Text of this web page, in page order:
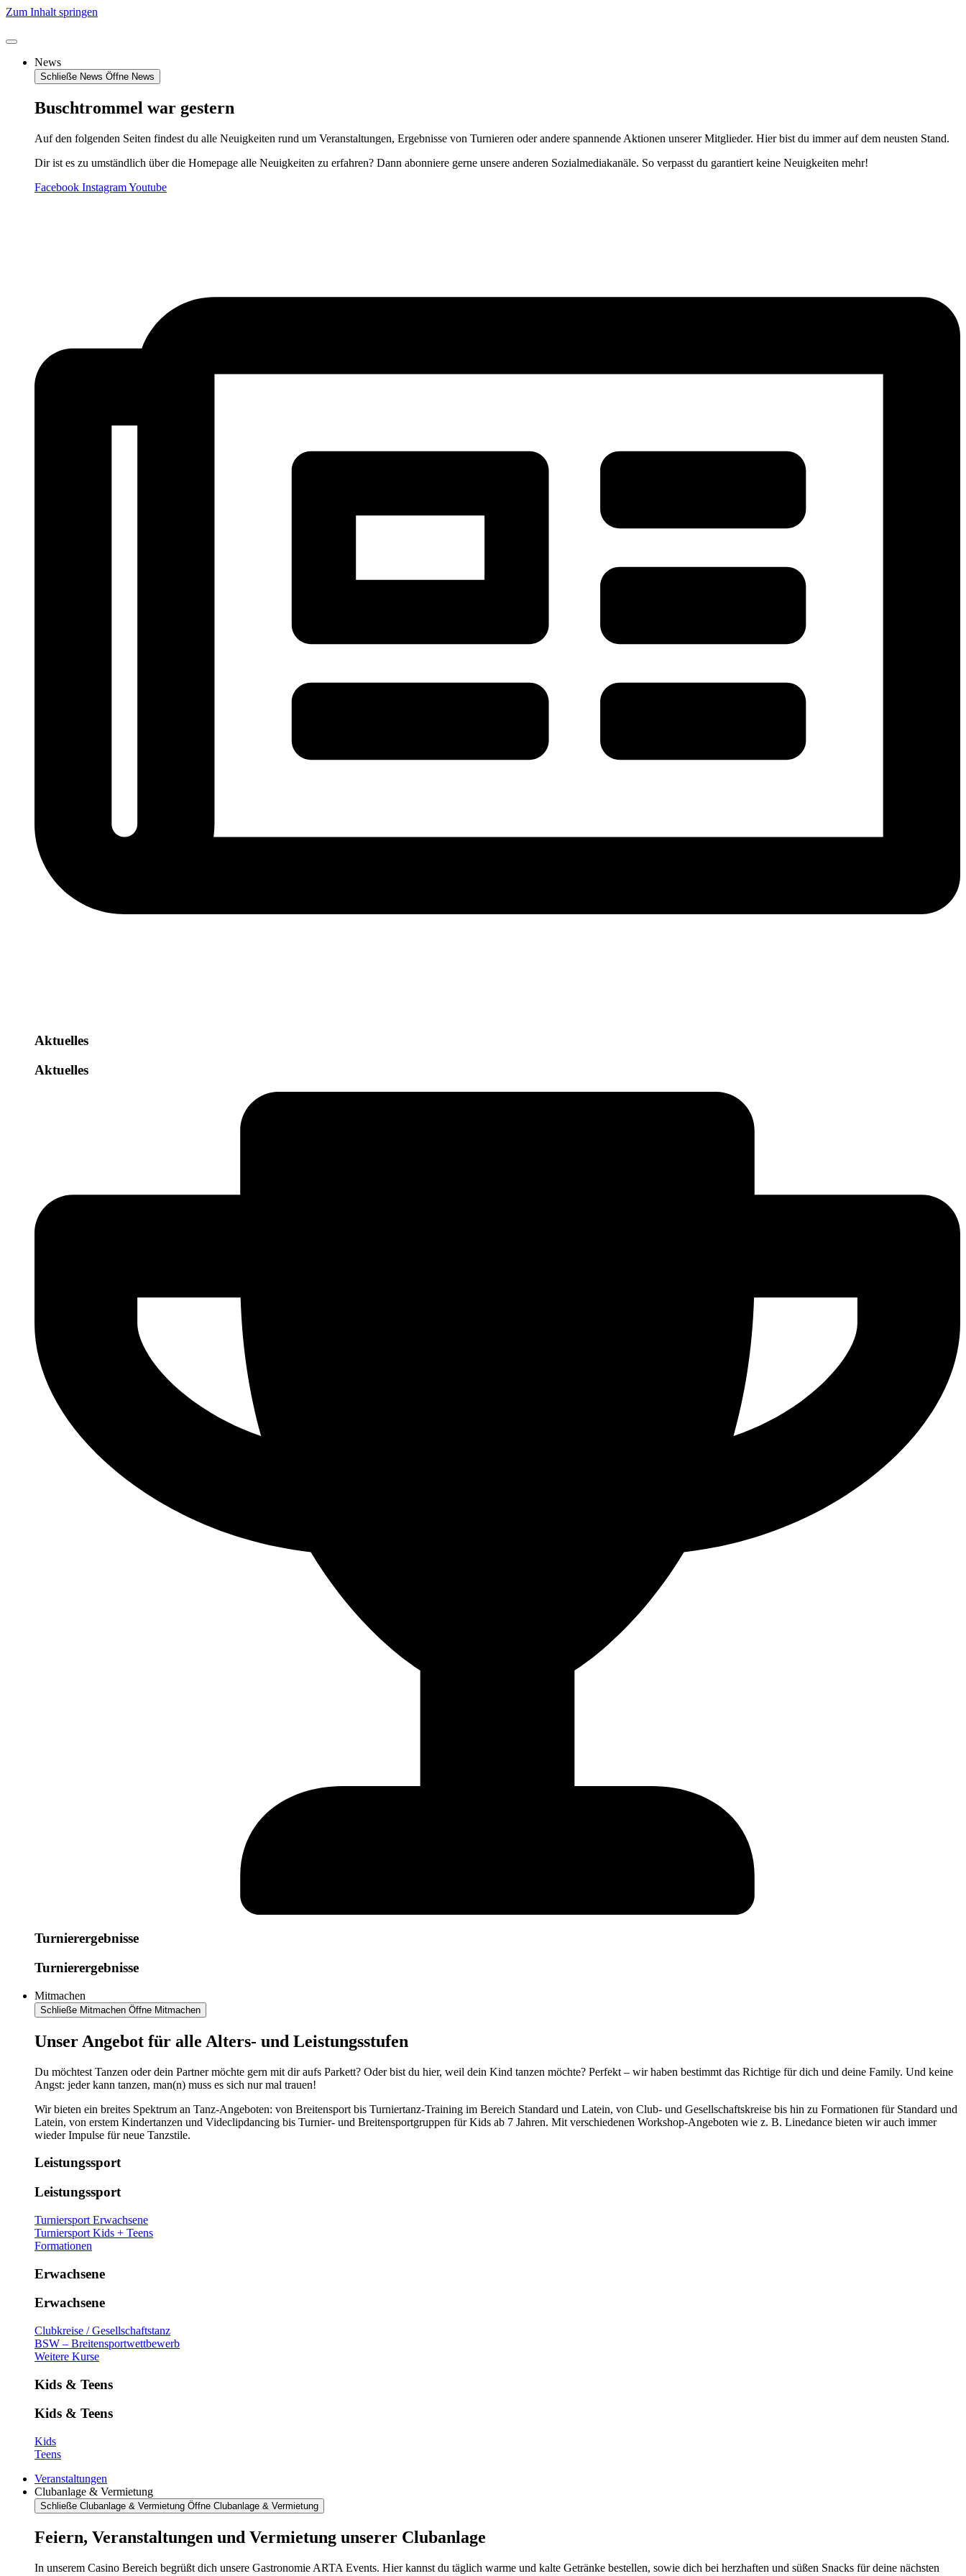
Zum Inhalt springen
News
Schließe News Öffne News
Buschtrommel war gestern
Auf den folgenden Seiten findest du alle Neuigkeiten rund um Veranstaltungen, Ergebnisse von Turnieren oder andere spannende Aktionen unserer Mitglieder. Hier bist du immer auf dem neusten Stand.
Dir ist es zu umständlich über die Homepage alle Neuigkeiten zu erfahren? Dann abonniere gerne unsere anderen Sozialmediakanäle. So verpasst du garantiert keine Neuigkeiten mehr!
Facebook InstagramYoutube
Aktuelles
Aktuelles
Turnierergebnisse
Turnierergebnisse
Mitmachen
Schließe Mitmachen Öffne Mitmachen
​​​Unser Angebot für alle Alters- und Leistungsstufen
Du möchtest Tanzen oder dein Partner möchte gern mit dir aufs Parkett? Oder bist du hier, weil dein Kind tanzen möchte? Perfekt – wir haben bestimmt das Richtige für dich und deine Family. Und keine
Angst: jeder kann tanzen, man(n) muss es sich nur mal trauen!
Wir bieten ein breites Spektrum an Tanz-Angeboten: von Breitensport bis Turniertanz-Training im Bereich Standard und Latein, von Club- und Gesellschaftskreise bis hin zu Formationen für Standard und
Latein, von erstem Kindertanzen und Videclipdancing bis Turnier- und Breitensportgruppen für Kids ab 7 Jahren. Mit verschiedenen Workshop-Angeboten wie z. B. Linedance bieten wir auch immer
wieder Impulse für neue Tanzstile.
Leistungssport
Leistungssport
Turniersport Erwachsene
Turniersport Kids + Teens
Formationen
Erwachsene
Erwachsene
Clubkreise / Gesellschaftstanz
BSW – Breitensportwettbewerb
Weitere Kurse
Kids & Teens
Kids & Teens
Kids
Teens
Veranstaltungen
Clubanlage & Vermietung
Schließe Clubanlage & Vermietung Öffne Clubanlage & Vermietung
Feiern, Veranstaltungen und Vermietung unserer Clubanlage
In unserem Casino Bereich begrüßt dich unsere Gastronomie ARTA Events. Hier kannst du täglich warme und kalte Getränke bestellen, sowie dich bei herzhaften und süßen Snacks für deine nächsten